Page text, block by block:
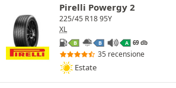
Pirelli Powergy 2
225/45 R18 95Y
XL
B B A 69 db
35 recensione
Estate